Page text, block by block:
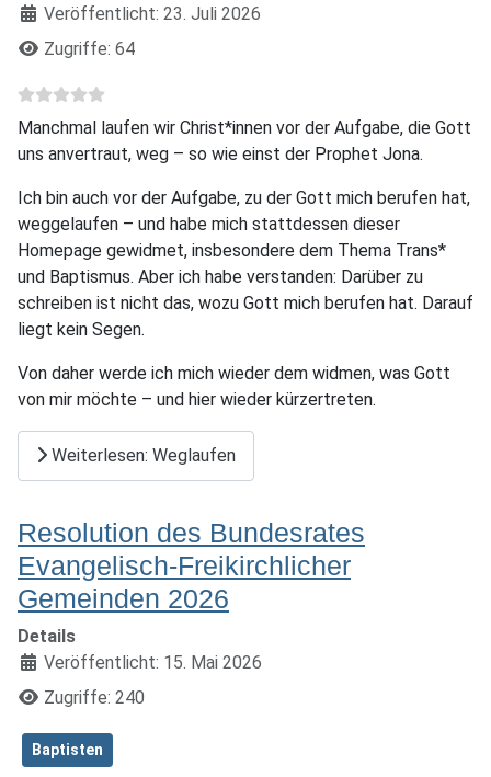
Veröffentlicht: 23. Juli 2026
Zugriffe: 64
Manchmal laufen wir Christ*innen vor der Aufgabe, die Gott
uns anvertraut, weg – so wie einst der Prophet Jona.
Ich bin auch vor der Aufgabe, zu der Gott mich berufen hat,
weggelaufen – und habe mich stattdessen dieser
Homepage gewidmet, insbesondere dem Thema Trans*
und Baptismus. Aber ich habe verstanden: Darüber zu
schreiben ist nicht das, wozu Gott mich berufen hat. Darauf
liegt kein Segen.
Von daher werde ich mich wieder dem widmen, was Gott
von mir möchte – und hier wieder kürzertreten.
Weiterlesen: Weglaufen
Resolution des Bundesrates
Evangelisch-Freikirchlicher
Gemeinden 2026
Details
Veröffentlicht: 15. Mai 2026
Zugriffe: 240
Baptisten